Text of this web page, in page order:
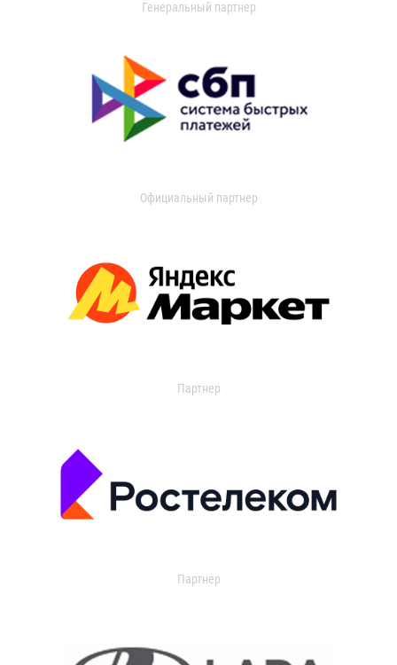
Генеральный партнер
Официальный партнер
Партнер
Партнер